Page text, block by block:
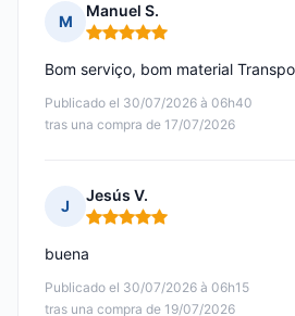
M
Manuel S.
Nota: 5 de 5
Publicado el 30/07/2026 à 06h40
tras una compra de 17/07/2026
Bom serviço, bom material
J
Jesús V.
Nota: 5 de 5
Publicado el 30/07/2026 à 06h15
tras una compra de 19/07/2026
buena